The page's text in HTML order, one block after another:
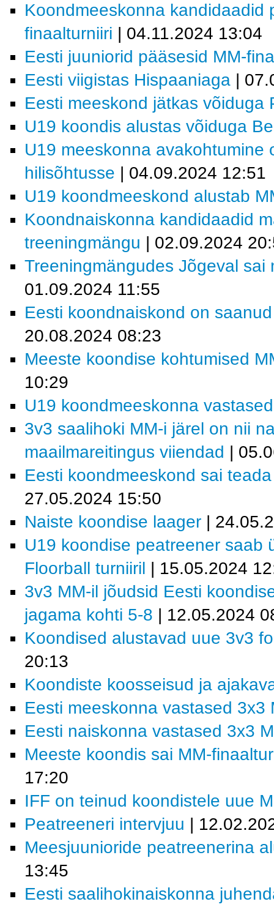
Koondmeeskonna kandidaadid
finaalturniiri | 04.11.2024 13:04
Eesti juuniorid pääsesid MM-
Eesti viigistas Hispaaniaga |
Eesti meeskond jätkas võiduga
U19 koondis alustas võiduga
U19 meeskonna
hilisõhtusse | 04.09.2024 12:51
U19 koondmeeskond alustab
Koondnaiskonna kandidaadid
treeningmängu | 02.09.2024
Treeningmängudes Jõgeval
01.09.2024 11:55
Eesti koondnaiskond on
20.08.2024 08:23
Meeste koondise kohtumised
10:29
U19 koondmeeskonna
3v3 saalihoki MM-i järel on nii
maailmareitingus viiendad |
Eesti koondmeeskond sai
27.05.2024 15:50
Naiste koondise laager |
U19 koondise peatreener saab
Floorball turniiril | 15.05.2024
3v3 MM-il jõudsid Eesti
jagama kohti 5-8 | 12.05.2024
Koondised alustavad uue 3v3
20:13
Koondiste koosseisud ja
Eesti meeskonna vastased 3x3
Eesti naiskonna vastased 3x3
Meeste koondis sai MM-
17:20
IFF on teinud koondistele uue
Peatreeneri intervjuu |
Meesjuunioride peatreenerina
13:45
Eesti saalihokinaiskonna